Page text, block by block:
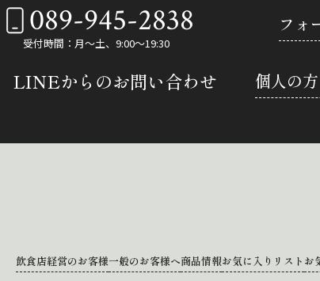
089-945-2838
受付時間：月～土、9:00～19:30
フォ
LINEからのお問い合わせ 個人の方
飲食店経営のお客様一般のお客様へ商品情報お気に入りリスト お